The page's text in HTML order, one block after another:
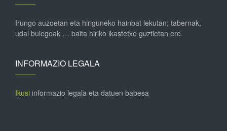
Irungo auzoetan eta hiriguneko hainbat lekutan; tabernak,
udal bulegoak … baita hiriko ikastetxe guztietan ere.
INFORMAZIO LEGALA
Ikusi informazio legala eta datuen babesa